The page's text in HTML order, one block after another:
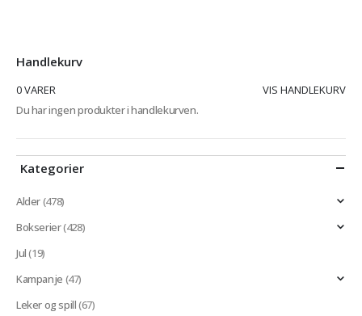
Handlekurv
0 VARER
VIS HANDLEKURV
Du har ingen produkter i handlekurven.
Kategorier
Alder(478)
Bokserier(428)
Jul(19)
Kampanje (47)
Leker og spill(67)